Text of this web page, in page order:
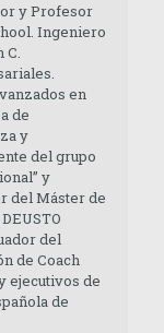
y Profesor
Ingeniero
C.
en
de
y
del grupo
y
del Máster de
del
de Coach
ejecutivos de
de